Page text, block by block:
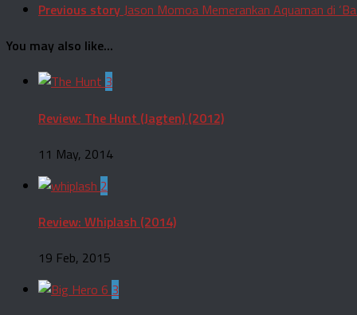
Previous story Jason Momoa Memerankan Aquaman di
You may also like...
3
Review: The Hunt (Jagten) (2012)
11 May, 2014
2
Review: Whiplash (2014)
19 Feb, 2015
3